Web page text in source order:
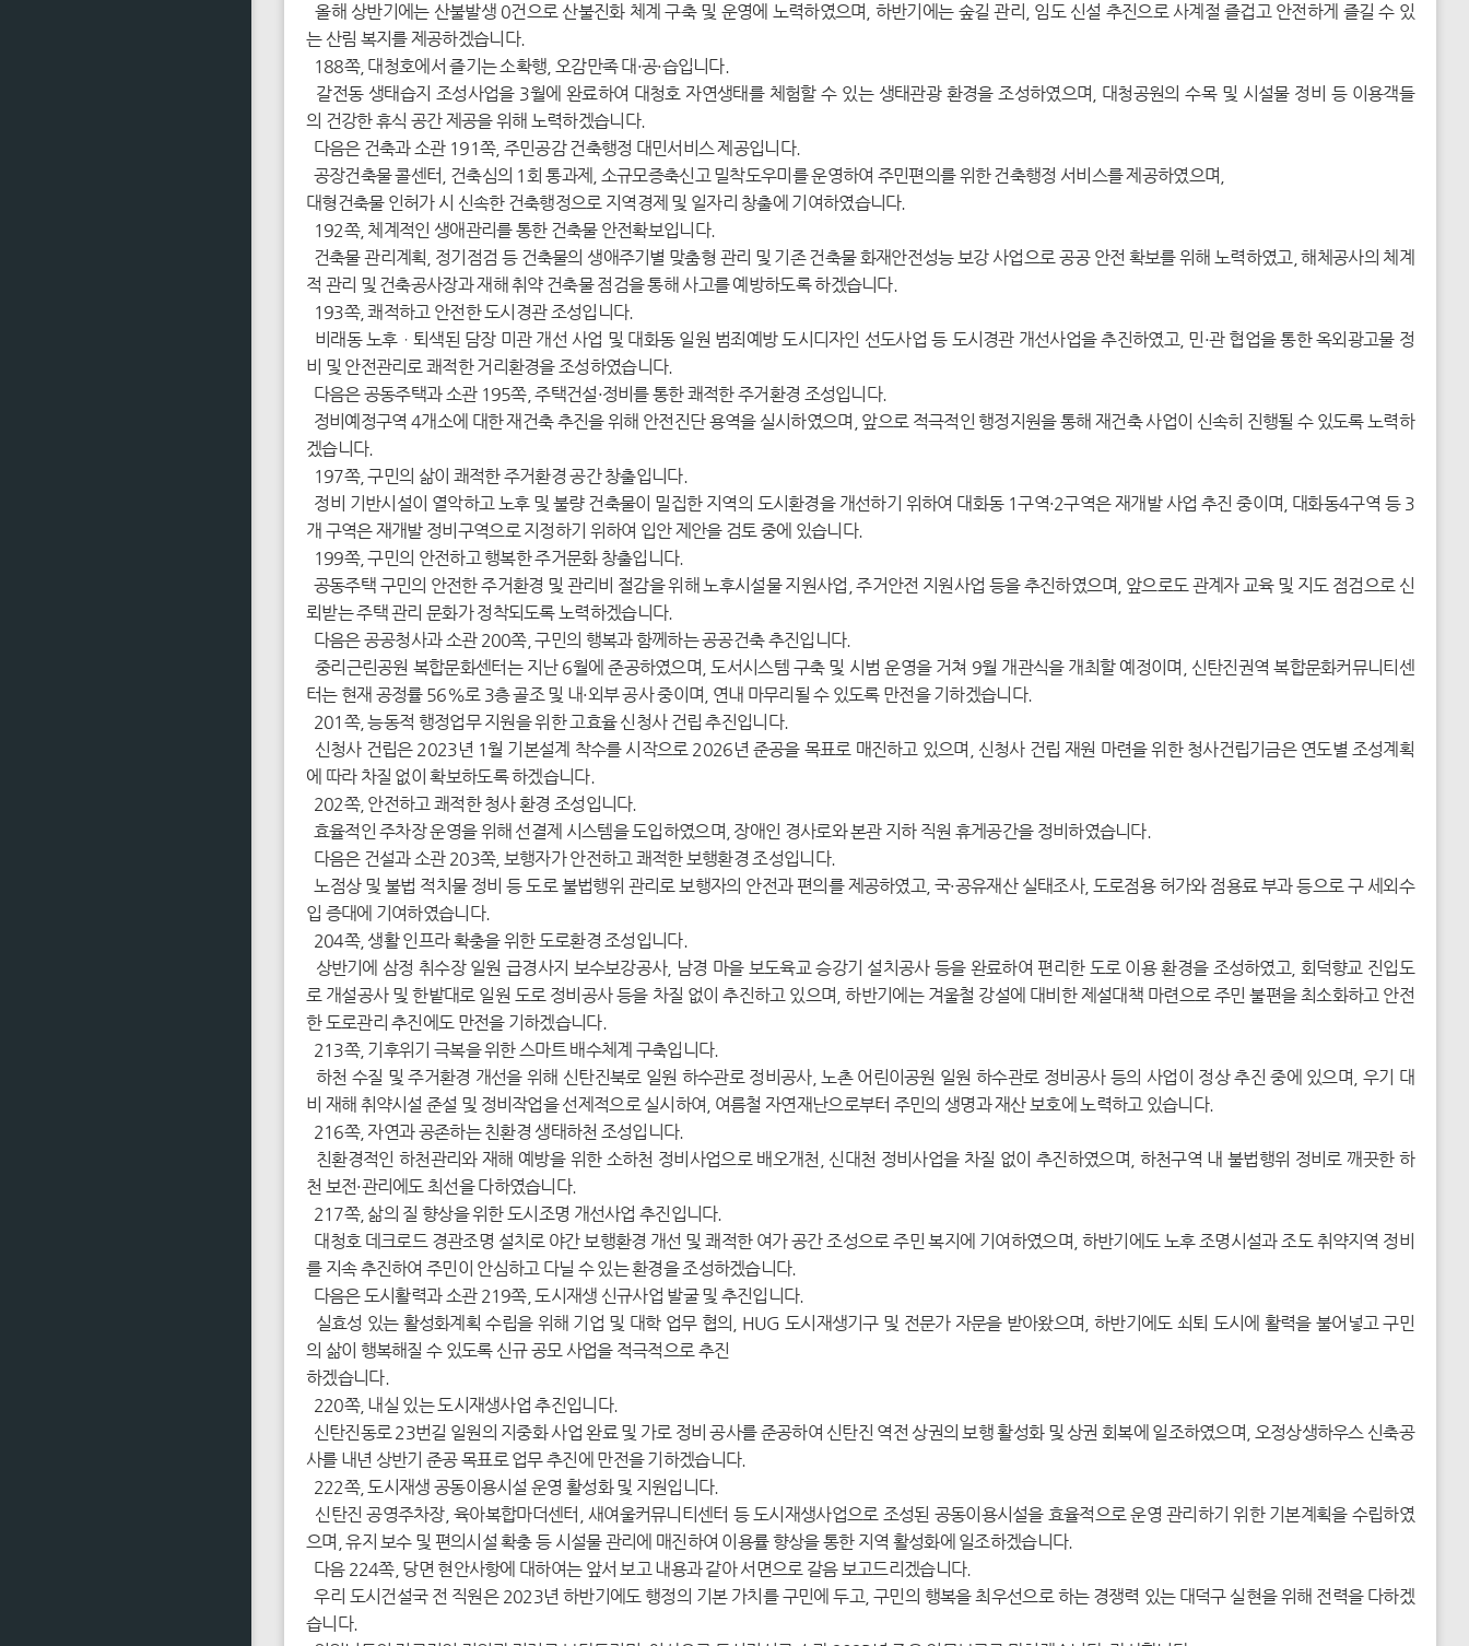
올해 상반기에는 산불발생 0건으로 산불진화 체계 구축 및 운영에 노력하였으며, 하반기에는 숲길 관리, 임도 신설 추진으로 사계절 즐겁고 안전하게 즐길 수 있
는 산림 복지를 제공하겠습니다.
188쪽, 대청호에서 즐기는 소확행, 오감만족 대·공·습입니다.
갈전동 생태습지 조성사업을 3월에 완료하여 대청호 자연생태를 체험할 수 있는 생태관광 환경을 조성하였으며, 대청공원의 수목 및 시설물 정비 등 이용객들
의 건강한 휴식 공간 제공을 위해 노력하겠습니다.
다음은 건축과 소관 191쪽, 주민공감 건축행정 대민서비스 제공입니다.
공장건축물 콜센터, 건축심의 1회 통과제, 소규모증축신고 밀착도우미를 운영하여 주민편의를 위한 건축행정 서비스를 제공하였으며,
대형건축물 인허가 시 신속한 건축행정으로 지역경제 및 일자리 창출에 기여하였습니다.
192쪽, 체계적인 생애관리를 통한 건축물 안전확보입니다.
건축물 관리계획, 정기점검 등 건축물의 생애주기별 맞춤형 관리 및 기존 건축물 화재안전성능 보강 사업으로 공공 안전 확보를 위해 노력하였고, 해체공사의 체계
적 관리 및 건축공사장과 재해 취약 건축물 점검을 통해 사고를 예방하도록 하겠습니다.
193쪽, 쾌적하고 안전한 도시경관 조성입니다.
비래동 노후ㆍ퇴색된 담장 미관 개선 사업 및 대화동 일원 범죄예방 도시디자인 선도사업 등 도시경관 개선사업을 추진하였고, 민·관 협업을 통한 옥외광고물 정
비 및 안전관리로 쾌적한 거리환경을 조성하였습니다.
다음은 공동주택과 소관 195쪽, 주택건설·정비를 통한 쾌적한 주거환경 조성입니다.
정비예정구역 4개소에 대한 재건축 추진을 위해 안전진단 용역을 실시하였으며, 앞으로 적극적인 행정지원을 통해 재건축 사업이 신속히 진행될 수 있도록 노력하
겠습니다.
197쪽, 구민의 삶이 쾌적한 주거환경 공간 창출입니다.
정비 기반시설이 열악하고 노후 및 불량 건축물이 밀집한 지역의 도시환경을 개선하기 위하여 대화동 1구역·2구역은 재개발 사업 추진 중이며, 대화동4구역 등 3
개 구역은 재개발 정비구역으로 지정하기 위하여 입안 제안을 검토 중에 있습니다.
199쪽, 구민의 안전하고 행복한 주거문화 창출입니다.
공동주택 구민의 안전한 주거환경 및 관리비 절감을 위해 노후시설물 지원사업, 주거안전 지원사업 등을 추진하였으며, 앞으로도 관계자 교육 및 지도 점검으로 신
뢰받는 주택 관리 문화가 정착되도록 노력하겠습니다.
다음은 공공청사과 소관 200쪽, 구민의 행복과 함께하는 공공건축 추진입니다.
중리근린공원 복합문화센터는 지난 6월에 준공하였으며, 도서시스템 구축 및 시범 운영을 거쳐 9월 개관식을 개최할 예정이며, 신탄진권역 복합문화커뮤니티센
터는 현재 공정률 56%로 3층 골조 및 내·외부 공사 중이며, 연내 마무리될 수 있도록 만전을 기하겠습니다.
201쪽, 능동적 행정업무 지원을 위한 고효율 신청사 건립 추진입니다.
신청사 건립은 2023년 1월 기본설계 착수를 시작으로 2026년 준공을 목표로 매진하고 있으며, 신청사 건립 재원 마련을 위한 청사건립기금은 연도별 조성계획
에 따라 차질 없이 확보하도록 하겠습니다.
202쪽, 안전하고 쾌적한 청사 환경 조성입니다.
효율적인 주차장 운영을 위해 선결제 시스템을 도입하였으며, 장애인 경사로와 본관 지하 직원 휴게공간을 정비하였습니다.
다음은 건설과 소관 203쪽, 보행자가 안전하고 쾌적한 보행환경 조성입니다.
노점상 및 불법 적치물 정비 등 도로 불법행위 관리로 보행자의 안전과 편의를 제공하였고, 국·공유재산 실태조사, 도로점용 허가와 점용료 부과 등으로 구 세외수
입 증대에 기여하였습니다.
204쪽, 생활 인프라 확충을 위한 도로환경 조성입니다.
상반기에 삼정 취수장 일원 급경사지 보수보강공사, 남경 마을 보도육교 승강기 설치공사 등을 완료하여 편리한 도로 이용 환경을 조성하였고, 회덕향교 진입도
로 개설공사 및 한밭대로 일원 도로 정비공사 등을 차질 없이 추진하고 있으며, 하반기에는 겨울철 강설에 대비한 제설대책 마련으로 주민 불편을 최소화하고 안전
한 도로관리 추진에도 만전을 기하겠습니다.
213쪽, 기후위기 극복을 위한 스마트 배수체계 구축입니다.
하천 수질 및 주거환경 개선을 위해 신탄진북로 일원 하수관로 정비공사, 노촌 어린이공원 일원 하수관로 정비공사 등의 사업이 정상 추진 중에 있으며, 우기 대
비 재해 취약시설 준설 및 정비작업을 선제적으로 실시하여, 여름철 자연재난으로부터 주민의 생명과 재산 보호에 노력하고 있습니다.
216쪽, 자연과 공존하는 친환경 생태하천 조성입니다.
친환경적인 하천관리와 재해 예방을 위한 소하천 정비사업으로 배오개천, 신대천 정비사업을 차질 없이 추진하였으며, 하천구역 내 불법행위 정비로 깨끗한 하
천 보전·관리에도 최선을 다하였습니다.
217쪽, 삶의 질 향상을 위한 도시조명 개선사업 추진입니다.
대청호 데크로드 경관조명 설치로 야간 보행환경 개선 및 쾌적한 여가 공간 조성으로 주민 복지에 기여하였으며, 하반기에도 노후 조명시설과 조도 취약지역 정비
를 지속 추진하여 주민이 안심하고 다닐 수 있는 환경을 조성하겠습니다.
다음은 도시활력과 소관 219쪽, 도시재생 신규사업 발굴 및 추진입니다.
실효성 있는 활성화계획 수립을 위해 기업 및 대학 업무 협의, HUG 도시재생기구 및 전문가 자문을 받아왔으며, 하반기에도 쇠퇴 도시에 활력을 불어넣고 구민
의 삶이 행복해질 수 있도록 신규 공모 사업을 적극적으로 추진
하겠습니다.
220쪽, 내실 있는 도시재생사업 추진입니다.
신탄진동로 23번길 일원의 지중화 사업 완료 및 가로 정비 공사를 준공하여 신탄진 역전 상권의 보행 활성화 및 상권 회복에 일조하였으며, 오정상생하우스 신축공
사를 내년 상반기 준공 목표로 업무 추진에 만전을 기하겠습니다.
222쪽, 도시재생 공동이용시설 운영 활성화 및 지원입니다.
신탄진 공영주차장, 육아복합마더센터, 새여울커뮤니티센터 등 도시재생사업으로 조성된 공동이용시설을 효율적으로 운영 관리하기 위한 기본계획을 수립하였
으며, 유지 보수 및 편의시설 확충 등 시설물 관리에 매진하여 이용률 향상을 통한 지역 활성화에 일조하겠습니다.
다음 224쪽, 당면 현안사항에 대하여는 앞서 보고 내용과 같아 서면으로 갈음 보고드리겠습니다.
우리 도시건설국 전 직원은 2023년 하반기에도 행정의 기본 가치를 구민에 두고, 구민의 행복을 최우선으로 하는 경쟁력 있는 대덕구 실현을 위해 전력을 다하겠
습니다.